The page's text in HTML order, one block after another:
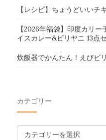
【レシピ】ちょうどいいチ
【2026年福袋】印度カリ
イスカレー&ビリヤニ 13点
炊飯器でかんたん！えびビ
カテゴリー